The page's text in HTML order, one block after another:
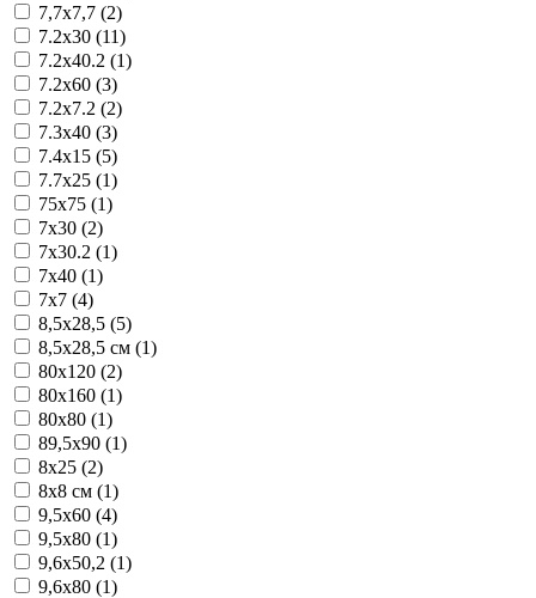
7,7x7,7 (2)
7.2x30 (11)
7.2x40.2 (1)
7.2x60 (3)
7.2x7.2 (2)
7.3x40 (3)
7.4x15 (5)
7.7x25 (1)
75x75 (1)
7x30 (2)
7x30.2 (1)
7x40 (1)
7x7 (4)
8,5x28,5 (5)
8,5x28,5 см (1)
80x120 (2)
80x160 (1)
80x80 (1)
89,5x90 (1)
8x25 (2)
8x8 см (1)
9,5x60 (4)
9,5x80 (1)
9,6x50,2 (1)
9,6x80 (1)